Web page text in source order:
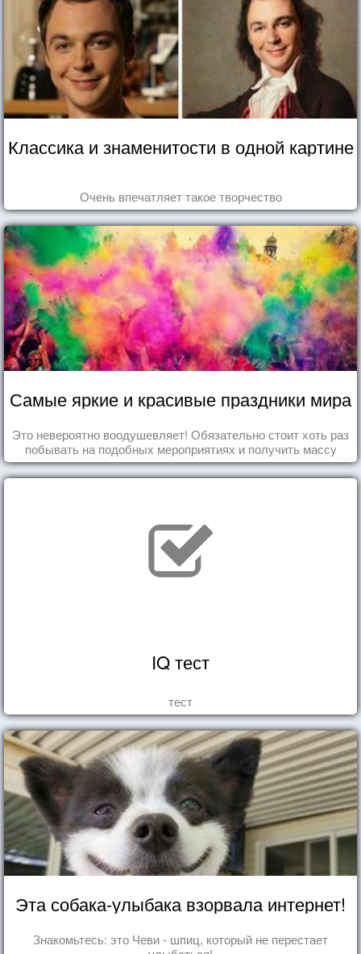
Классика и знаменитости в одной картине
Очень впечатляет такое творчество
Самые яркие и красивые праздники мира
Это невероятно воодушевляет! Обязательно стоит хоть раз
побывать на подобных мероприятиях и получить массу
впечатлений!
IQ тест
тест
Эта собака-улыбака взорвала интернет!
Знакомьтесь: это Чеви - шпиц, который не перестает